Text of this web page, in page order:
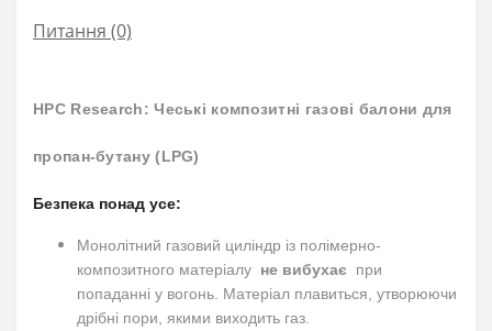
Питання (0)
HPC Research: Чеські композитні газові балони для
пропан-бутану (LPG)
Безпека понад усе:
Монолітний газовий циліндр із полімерно-
композитного матеріалу не вибухає при
попаданні у вогонь. Матеріал плавиться, утворюючи
дрібні пори, якими виходить газ.